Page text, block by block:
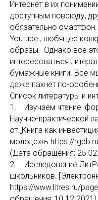
Интернет в их
доступным повсюду,
обязательно
Youtube , любящее
образы. Однако все
интересоваться
бумажные книги. Все
даже пахнет по-
Список литературы и
1. Изучаем чтение:
Научно-практической
ст. Книга как
молодежь https://
(Дата обращения:
2. Исследование
школьников.
https://www.litres.ru/